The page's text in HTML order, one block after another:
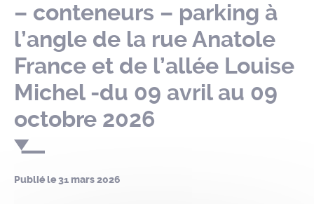
– conteneurs – parking à
l’angle de la rue Anatole
France et de l’allée Louise
Michel -du 09 avril au 09
octobre 2026
Publié le31 mars 2026